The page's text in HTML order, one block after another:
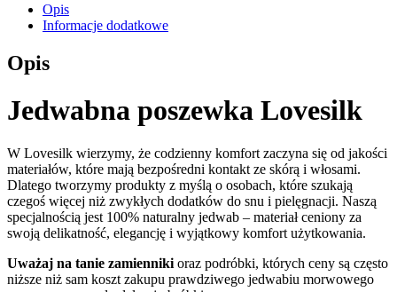
Gumki
GRATIS
Opis
Informacje dodatkowe
Opis
Jedwabna poszewka Lovesilk
W Lovesilk wierzymy, że codzienny komfort zaczyna się od jakości
materiałów, które mają bezpośredni kontakt ze skórą i włosami.
Dlatego tworzymy produkty z myślą o osobach, które szukają
czegoś więcej niż zwykłych dodatków do snu i pielęgnacji. Naszą
specjalnością jest 100% naturalny jedwab – materiał ceniony za
swoją delikatność, elegancję i wyjątkowy komfort użytkowania.
Uważaj na tanie zamiennikioraz podróbki, których ceny są często
niższe niż sam koszt zakupu prawdziwego jedwabiu morwowego